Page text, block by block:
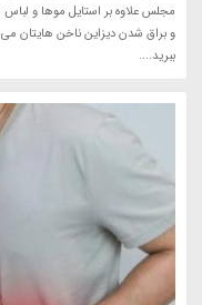
مجلس علاوه بر استایل موها و
و براق شدن دیزاین ناخن هایتان می
ببرید....